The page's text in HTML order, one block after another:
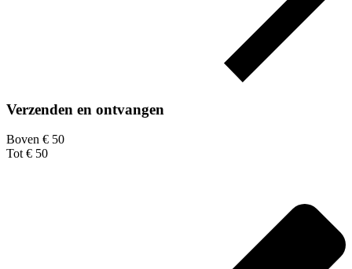
Verzenden en ontvangen
Boven € 50
Tot € 50